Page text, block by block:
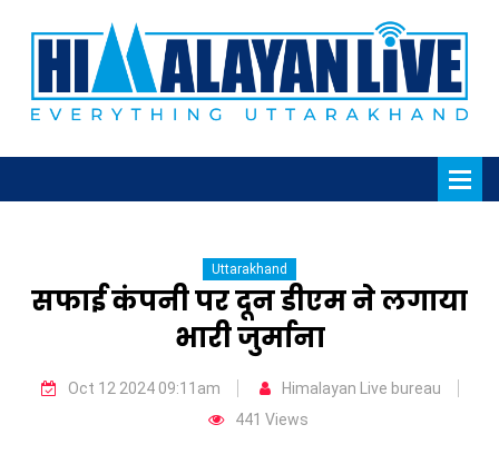
Uttarakhand
सफाई कंपनी पर दून डीएम ने लगाया
भारी जुर्माना
Oct 12 2024 09:11am
Himalayan Live bureau
441 Views